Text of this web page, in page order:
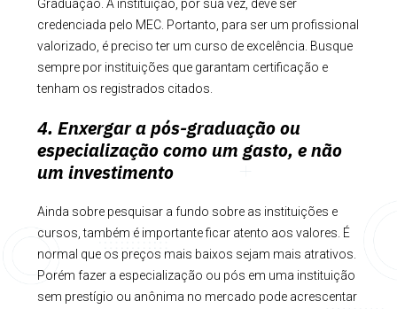
Graduação. A instituição, por sua vez, deve ser
credenciada pelo MEC. Portanto, para ser um profissional
valorizado, é preciso ter um curso de excelência. Busque
sempre por instituições que garantam certificação e
tenham os registrados citados.
4. Enxergar a pós-graduação ou
especialização como um gasto, e não
um investimento
Ainda sobre pesquisar a fundo sobre as instituições e
cursos, também é importante ficar atento aos valores. É
normal que os preços mais baixos sejam mais atrativos.
Porém fazer a especialização ou pós em uma instituição
sem prestígio ou anônima no mercado pode acrescentar